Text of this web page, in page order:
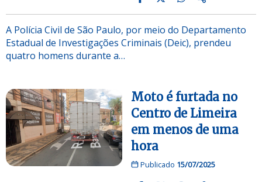
A Polícia Civil de São Paulo, por meio do Departamento
Estadual de Investigações Criminais (Deic), prendeu
quatro homens durante a…
Moto é furtada no
Centro de Limeira
em menos de uma
hora
Publicado 15/07/2025